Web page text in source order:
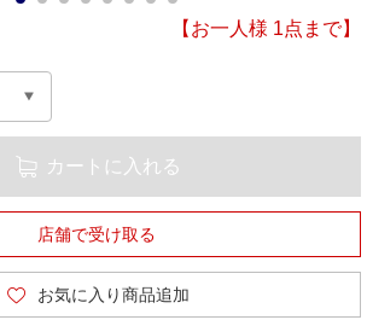
【お一人様 1点まで】
カートに入れる
店舗で受け取る
お気に入り商品追加